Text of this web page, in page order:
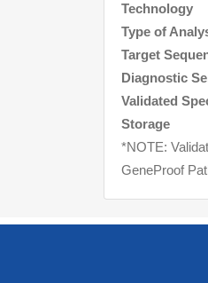
Technology
Type of
Target
Diagnostic
Validated
Storage
*NOTE:
GeneProof